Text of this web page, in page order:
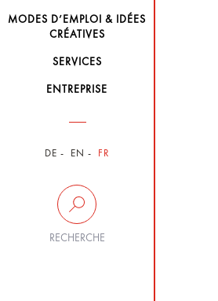
MODES D’EMPLOI & IDÉES
CRÉATIVES
SERVICES
ENTREPRISE
DE EN FR
RECHERCHE